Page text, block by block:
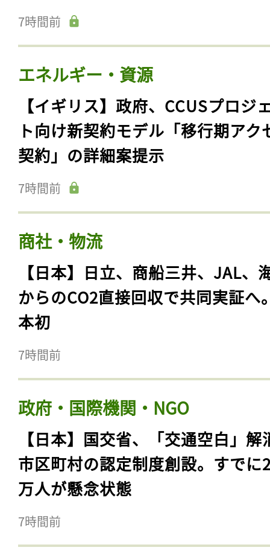
7時間前
エネルギー・資源
【イギリス】政府、CCUSプロジ
ト向け新契約モデル「移行期アク
契約」の詳細案提示
7時間前
商社・物流
【日本】日立、商船三井、JAL、
からのCO2直接回収で共同実証へ
本初
7時間前
政府・国際機関・NGO
【日本】国交省、「交通空白」解
市区町村の認定制度創設。すでに
万人が懸念状態
7時間前